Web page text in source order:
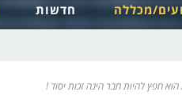
מכללה חדשות
חפץ להיות חבר הינה זכות יסוד !